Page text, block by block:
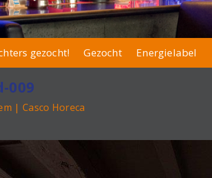
gezocht! Gezocht Energielabel
009
| Casco Horeca